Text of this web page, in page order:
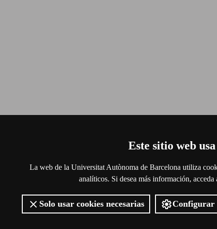
Este sitio web
La web de la Universitat Autònoma de Barcelona utiliza
analíticos. Si desea más información, acceda
Solo usar cookies necesarias Configurar